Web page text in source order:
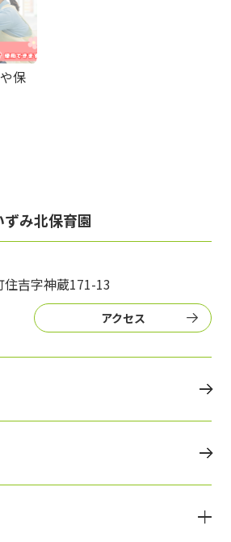
保
み北保育園
吉字神蔵171-13
アクセス